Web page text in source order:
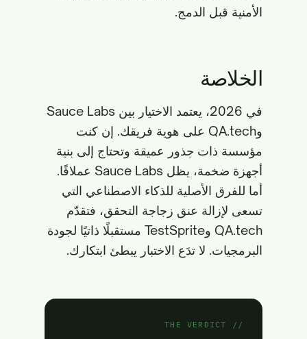
الأمنية قبل الدمج.
الخلاصة
في 2026، يعتمد الاختيار بين Sauce Labs
وQA.tech على هوية فريقك. إن كنت
مؤسسة ذات جذور عميقة وتحتاج إلى بنية
أجهزة ضخمة، يظل Sauce Labs عملاقًا.
أما للفرق الأصلية للذكاء الاصطناعي التي
تسعى لإزالة عنق زجاجة التحقق، فتقدّم
QA.tech وTestSprite مستقبلًا ذاتيًا لجودة
البرمجيات. لا تدَع الاختبار يبطئ ابتكارك.
// THE VERDICT